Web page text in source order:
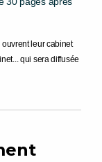
leur cabinet
qui sera diffusée